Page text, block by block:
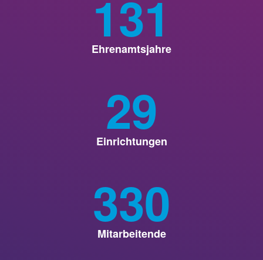
131
Ehrenamtsjahre
29
Einrichtungen
330
Mitarbeitende